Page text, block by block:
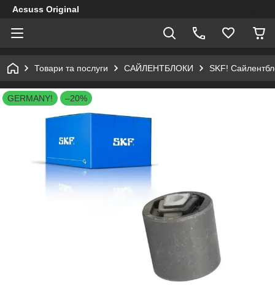
Acsuss Original
Товари та послуги САЙЛЕНТБЛОКИ SKF!
GERMANY! –20%